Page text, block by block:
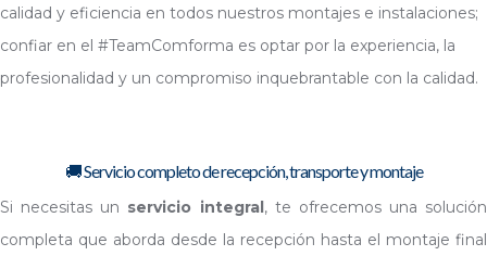
calidad y eficiencia en todos nuestros montajes e instalaciones;
confiar en el #TeamComforma es optar por la experiencia, la
profesionalidad y un compromiso inquebrantable con la calidad.
🚚 Servicio completo de recepción, transporte y montaje
Si necesitas un servicio integral, te ofrecemos una solución
completa que aborda desde la recepción hasta el montaje final